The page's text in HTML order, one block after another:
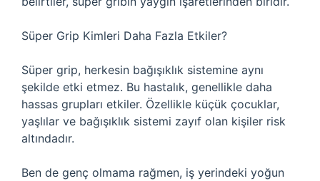
Süper Grip Kimleri Daha Fazla Etkiler?
Süper grip, herkesin bağışıklık sistemine aynı
şekilde etki etmez. Bu hastalık, genellikle daha
hassas grupları etkiler. Özellikle küçük çocuklar,
yaşlılar ve bağışıklık sistemi zayıf olan kişiler risk
altındadır.
Ben de genç olmama rağmen, iş yerindeki yoğun